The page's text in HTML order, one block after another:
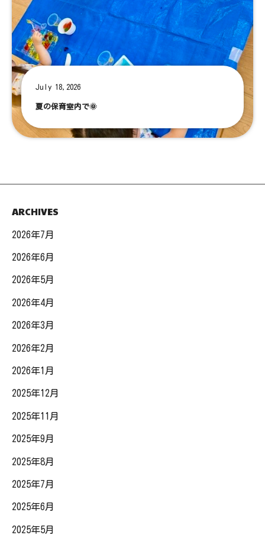
July 18,2026
夏の保育室内で🌞
ARCHIVES
2026年7月
2026年6月
2026年5月
2026年4月
2026年3月
2026年2月
2026年1月
2025年12月
2025年11月
2025年9月
2025年8月
2025年7月
2025年6月
2025年5月